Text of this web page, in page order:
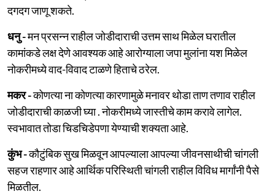
दगदग जाणू शकते.
धनु -मन प्रसन्न राहील जोडीदाराची उत्तम साथ मिळेल घरातील
कामांकडे लक्ष देणे आवश्यक आहे आरोग्याला जपा मुलांना यश मिळेल
नोकरीमध्ये वाद-विवाद टाळणे हिताचे ठरेल.
मकर -कोणत्या ना कोणत्या कारणामुळे मनावर थोडा ताण तणाव राहील
जोडीदाराची काळजी घ्या . नोकरीमध्ये जास्तीचे काम करावे लागेल.
स्वभावात तोडा चिडचिडेपणा येण्याची शक्यता आहे.
कुंभ -कौटुंबिक सुख मिळवून आपल्याला आपल्या जीवनसाथीची चांगली
सहज राहणार आहे आर्थिक परिस्थिती चांगली राहील विविध मार्गांनी पैसे
मिळतील.